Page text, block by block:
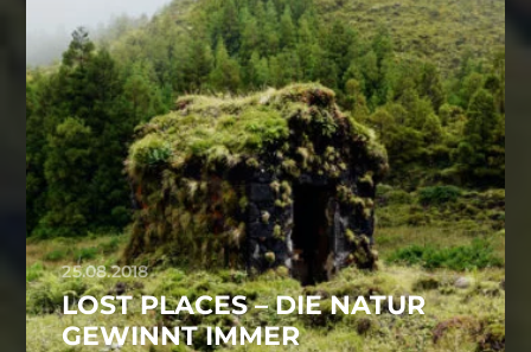
25.08.2018
LOST PLACES – DIE NATUR
GEWINNT IMMER